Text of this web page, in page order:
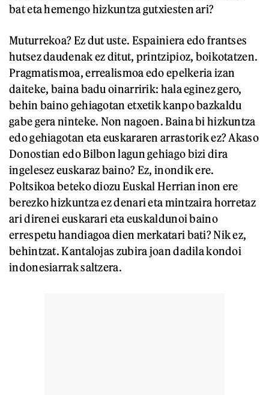
bat eta hemengo hizkuntza gutxiesten ari?
Muturrekoa? Ez dut uste. Espainiera edo frantses
hutsez daudenak ez ditut, printzipioz, boikotatzen.
Pragmatismoa, errealismoa edo epelkeria izan
daiteke, baina badu oinarririk: hala eginez gero,
behin baino gehiagotan etxetik kanpo bazkaldu
gabe gera ninteke. Non nagoen. Baina bi hizkuntza
edo gehiagotan eta euskararen arrastorik ez? Akaso
Donostian edo Bilbon lagun gehiago bizi dira
ingelesez euskaraz baino? Ez, inondik ere.
Poltsikoa beteko diozu Euskal Herrian inon ere
berezko hizkuntza ez denari eta mintzaira horretaz
ari direnei euskarari eta euskaldunoi baino
errespetu handiagoa dien merkatari bati? Nik ez,
behintzat. Kantalojas zubira joan dadila kondoi
indonesiarrak saltzera.